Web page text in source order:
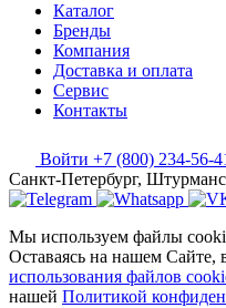
Каталог
Бренды
Компания
Доставка и оплата
Сервис
Контакты
Войти +7 (800) 234-56-
Санкт-Петербург,
Мы используем файлы
Оставаясь на нашем Сайте,
использования файлов
нашей Политикой